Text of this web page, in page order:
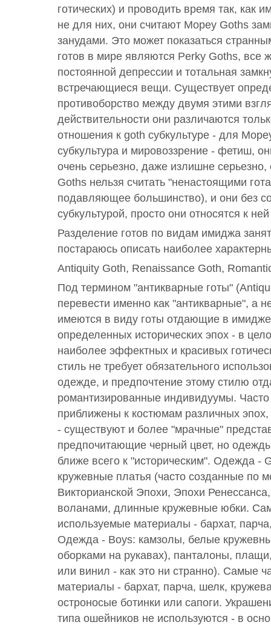
готических) и проводить время так, как
не для них, они считают Mopey Goths
занудами. Это может показаться
готов в мире являются Perky Goths, все
постоянной депрессии и тотальная
встречающиеся вещи. Существует
противоборство между двумя этими
действительности они различаются
отношения к goth субкультуре - для
субкультура и мировоззрение - фетиш,
очень серьезно, даже излишне
Goths нельзя считать "ненастоящими
подавляющее большинство), и они без
субкультурой, просто они относятся к
Разделение готов по видам имиджа
постараюсь описать наиболее
Antiquity Goth, Renaissance Goth,
Под термином "антикварные готы"
перевести именно как "антикварные", а
имеются в виду готы отдающие в
определенных исторических эпох - в
наиболее эффектных и красивых
стиль не требует обязательного
одежде, и предпочтение этому стилю
романтизированные индивидуумы.
приближены к костюмам различных эпох,
- существуют и более "мрачные"
предпочитающие черный цвет, но
ближе всего к "историческим". Одежда -
кружевные платья (часто созданные по
Викторианской Эпохи, Эпохи
воланами, длинные кружевные юбки.
используемые материалы - бархат,
Одежда - Boys: камзолы, белые
оборками на рукавах), панталоны,
или винил - как это ни странно). Самые
материалы - бархат, парча, шелк,
остроносые ботинки или сапоги.
типа ошейников не используются - в